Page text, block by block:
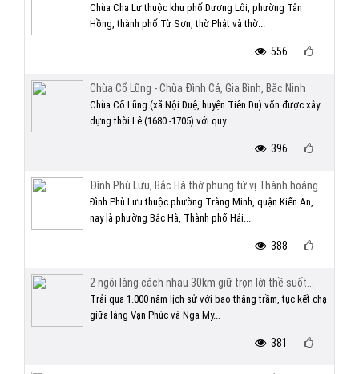
Chùa Cha Lư thuộc khu phố Dương Lôi, phường Tân
Hồng, thành phố Từ Sơn, thờ Phật và thờ...
556
Chùa Cổ Lũng - Chùa Đình Cả, Gia Bình, Bắc Ninh
Chùa Cổ Lũng (xã Nội Duệ, huyện Tiên Du) vốn được xây
dựng thời Lê (1680 -1705) với quy...
396
Đình Phù Lưu, Bắc Hà thờ phụng tứ vị Thành hoàng...
Đình Phù Lưu thuộc phường Tràng Minh, quận Kiến An,
nay là phường Bắc Hà, Thành phố Hải...
388
2 ngôi làng cách nhau 30km giữ trọn lời thề suốt...
Trải qua 1.000 năm lịch sử với bao thăng trầm, tục kết chạ
giữa làng Vạn Phúc và Nga My...
381